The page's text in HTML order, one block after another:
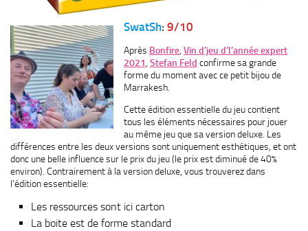
SwatSh: 9/10
Après Bonfire, Vin d’jeu d’l’année expert
2021, Stefan Feld confirme sa grande
forme du moment avec ce petit bijou de
Marrakesh.
Cette édition essentielle du jeu contient
tous les éléments nécessaires pour jouer
au même jeu que sa version deluxe. Les
différences entre les deux versions sont uniquement esthétiques, et ont
donc une belle influence sur le prix du jeu (le prix est diminué de 40%
environ). Contrairement à la version deluxe, vous trouverez dans
l’édition essentielle:
Les ressources sont ici carton
La boite est de forme standard